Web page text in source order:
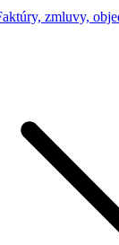
zmluvy,